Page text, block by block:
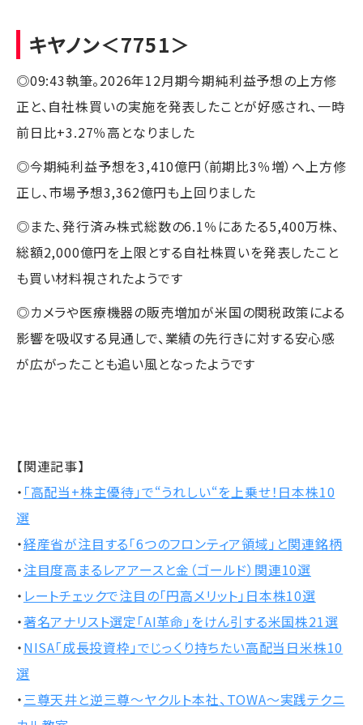
キヤノン＜7751＞
◎09:43執筆。2026年12月期今期純利益予想の上方修
正と、自社株買いの実施を発表したことが好感され、一時
前日比+3.27％高となりました
◎今期純利益予想を3,410億円（前期比3％増）へ上方修
正し、市場予想3,362億円も上回りました
◎また、発行済み株式総数の6.1％にあたる5,400万株、
総額2,000億円を上限とする自社株買いを発表したこと
も買い材料視されたようです
◎カメラや医療機器の販売増加が米国の関税政策による
影響を吸収する見通しで、業績の先行きに対する安心感
が広がったことも追い風となったようです
【関連記事】
・ 「高配当+株主優待」で“うれしい“を上乗せ！日本株10
選
・経産省が注目する「6つのフロンティア領域」と関連銘柄
・注目度高まるレアアースと金（ゴールド）関連10選
・ レートチェックで注目の「円高メリット」日本株10選
・著名アナリスト選定「AI革命」をけん引する米国株21選
・NISA「成長投資枠」でじっくり持ちたい高配当日米株10
選
・ 三尊天井と逆三尊～ヤクルト本社、TOWA〜実践テクニ